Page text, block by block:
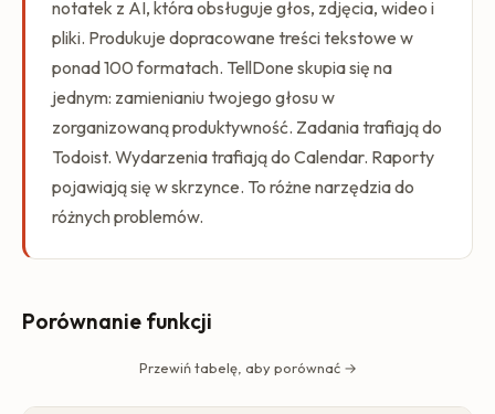
notatek z AI, która obsługuje głos, zdjęcia, wideo i
pliki. Produkuje dopracowane treści tekstowe w
ponad 100 formatach. TellDone skupia się na
jednym: zamienianiu twojego głosu w
zorganizowaną produktywność. Zadania trafiają do
Todoist. Wydarzenia trafiają do Calendar. Raporty
pojawiają się w skrzynce. To różne narzędzia do
różnych problemów.
Porównanie funkcji
Przewiń tabelę, aby porównać →